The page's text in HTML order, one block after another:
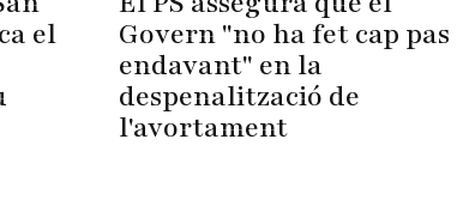
el
Govern "no ha fet cap pas
endavant" en la
despenalització de
l'avortament